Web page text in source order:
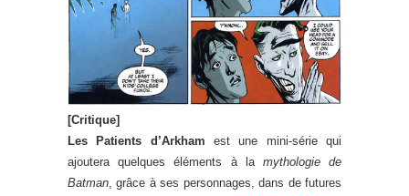
[Critique]
Les Patients d’Arkham est une mini-série qui
ajoutera quelques éléments à la mythologie de
Batman, grâce à ses personnages, dans de futures